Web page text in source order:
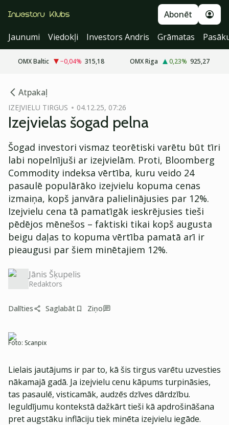
Abonēt
Jaunumi
Viedokļi Investors Andris Grāmatas
OMX Baltic −0,04% 315,18 OMX Riga 0,23% 925,27
Atpakaļ
IZEJVIELU TIRGUS 04.12.25, 07:26
Izejvielas šogad pelna
Šogad investori vismaz teorētiski varētu būt tīri
labi nopelnījuši ar izejvielām. Proti, Bloomberg
Commodity indeksa vērtība, kuru veido 24
pasaulē populārāko izejvielu kopuma cenas
izmaiņa, kopš janvāra palielinājusies par 12%.
Izejvielu cena tā pamatīgāk ieskrējusies tieši
pēdējos mēnešos – faktiski tikai kopš augusta
beigu daļas to kopuma vērtība pamatā arī ir
pieaugusi par šiem minētajiem 12%.
Jānis Šķupelis
Redaktors
Dalīties Saglabāt Ziņo
Foto: Scanpix
Lielais jautājums ir par to, kā šis tirgus varētu uzvesties
nākamajā gadā. Ja izejvielu cenu kāpums turpināsies,
tas pasaulē, visticamāk, audzēs dzīves dārdzību.
Ieguldījumu kontekstā dažkārt tieši kā apdrošināšana
pret augstāku inflāciju tiek minēta izejvielu iegāde.